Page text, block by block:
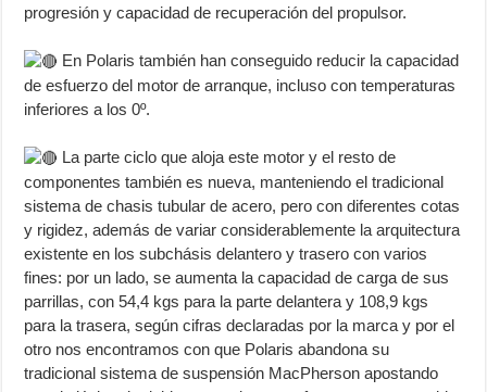
progresión y capacidad de recuperación del propulsor.
En Polaris también han conseguido reducir la capacidad
de esfuerzo del motor de arranque, incluso con temperaturas
inferiores a los 0º.
La parte ciclo que aloja este motor y el resto de
componentes también es nueva, manteniendo el tradicional
sistema de chasis tubular de acero, pero con diferentes cotas
y rigidez, además de variar considerablemente la arquitectura
existente en los subchásis delantero y trasero con varios
fines: por un lado, se aumenta la capacidad de carga de sus
parrillas, con 54,4 kgs para la parte delantera y 108,9 kgs
para la trasera, según cifras declaradas por la marca y por el
otro nos encontramos con que Polaris abandona su
tradicional sistema de suspensión MacPherson apostando